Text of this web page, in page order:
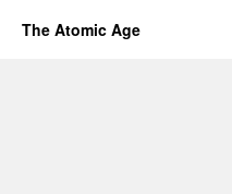
The Atomic Age